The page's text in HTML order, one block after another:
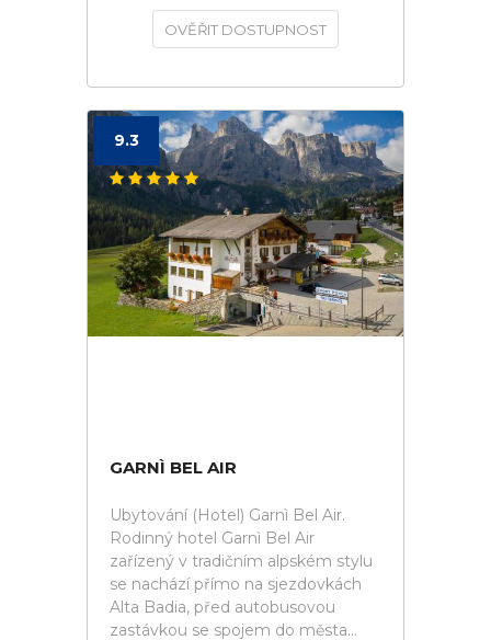
OVĚŘIT DOSTUPNOST
9.3
GARNÌ BEL AIR
Ubytování (Hotel) Garnì Bel Air.
Rodinný hotel Garnì Bel Air
zařízený v tradičním alpském stylu
se nachází přímo na sjezdovkách
Alta Badia, před autobusovou
zastávkou se spojem do města...